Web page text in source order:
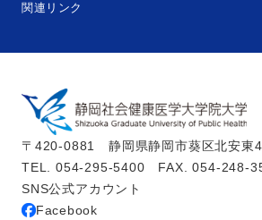
関連リンク
〒420-0881　静岡県静岡市葵区北安東
TEL. 054-295-5400　FAX. 054-248-
SNS公式アカウント
Facebook